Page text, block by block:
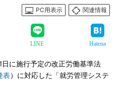
PC用表示
関連情報
LINE Hatena
に施行予定の改正労働基準法
表）に対応した「就労管理システ